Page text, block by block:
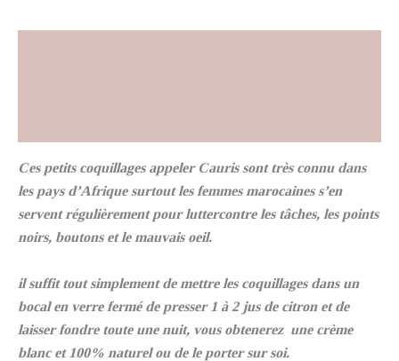
Ces petits coquillages appeler Cauris sont très connu dans
les pays d’Afrique surtout les femmes marocaines s’en
servent régulièrement pour luttercontre les tâches, les points
noirs, boutons et le mauvais oeil.
il suffit tout simplement de mettre les coquillages dans un
bocal en verre fermé de presser 1 à 2 jus de citron et de
laisser fondre toute une nuit, vous obtenerez une crème
blanc et 100% naturel ou de le porter sur soi.